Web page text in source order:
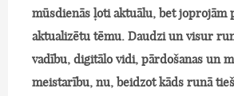
mūsdienās ļoti aktuālu, bet joprojām
aktualizētu tēmu. Daudzi un visur
vadību, digitālo vidi, pārdošanas un
meistarību, nu, beidzot kāds runā